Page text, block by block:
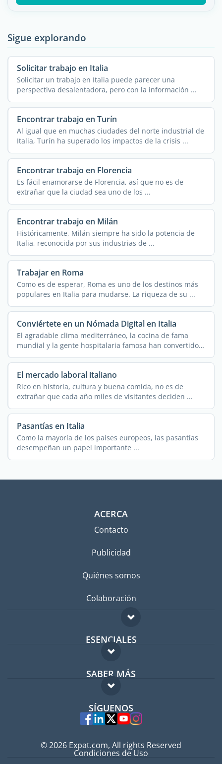
Sigue explorando
Solicitar trabajo en Italia
Solicitar un trabajo en Italia puede parecer una
perspectiva desalentadora, pero con la información ...
Encontrar trabajo en Turín
Al igual que en muchas ciudades del norte industrial de
Italia, Turín ha superado los impactos de la crisis ...
Encontrar trabajo en Florencia
Es fácil enamorarse de Florencia, así que no es de
extrañar que la ciudad sea uno de los ...
Encontrar trabajo en Milán
Históricamente, Milán siempre ha sido la potencia de
Italia, reconocida por sus industrias de ...
Trabajar en Roma
Como es de esperar, Roma es uno de los destinos más
populares en Italia para mudarse. La riqueza de su ...
Conviértete en un Nómada Digital en Italia
El agradable clima mediterráneo, la cocina de fama
mundial y la gente hospitalaria famosa han convertido a
...
El mercado laboral italiano
Rico en historia, cultura y buena comida, no es de
extrañar que cada año miles de visitantes deciden ...
Pasantías en Italia
Como la mayoría de los países europeos, las pasantías
desempeñan un papel importante ...
ACERCA
Contacto
Publicidad
Quiénes somos
Colaboración
ESENCIALES
Foro para expatriados
Guía para expatriados
Trabajos en el extranjero
SABER MÁS
FAQ
Expertos
SÍGUENOS
© 2026 Expat.com, All rights Reserved
Condiciones de Uso